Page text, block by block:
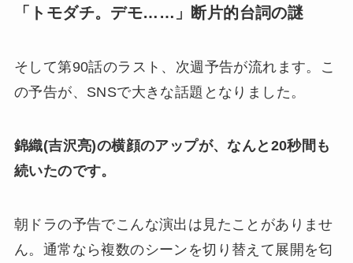
「トモダチ。デモ……」断片的台詞の謎
そして第90話のラスト、次週予告が流れます。こ
の予告が、SNSで大きな話題となりました。
錦織(吉沢亮)の横顔のアップが、なんと20秒間も
続いたのです。
朝ドラの予告でこんな演出は見たことがありませ
ん。通常なら複数のシーンを切り替えて展開を匂